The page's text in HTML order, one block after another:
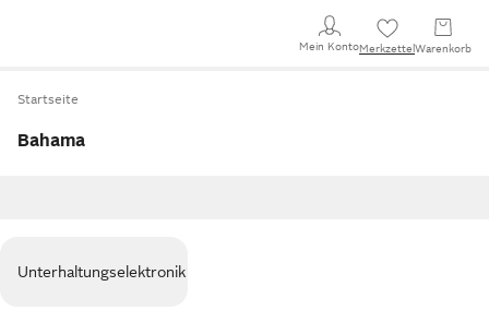
Mein KontoMerkzettel Warenkorb
Startseite
Bahama
Unterhaltungselektronik